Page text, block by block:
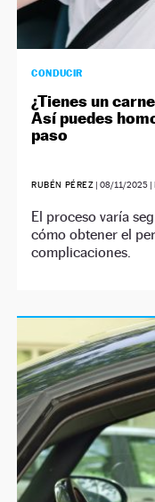
CONDUCIR
¿Tienes un
Así puedes
paso
RUBÉN PÉREZ |08/11/2025 |
El proceso varía
cómo obtener el
complicaciones.